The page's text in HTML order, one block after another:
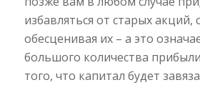
избавляться от старых акций,
обесценивая их – а это
большого количества
того, что капитал будет